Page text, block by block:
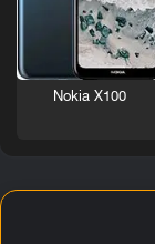
Nokia X100